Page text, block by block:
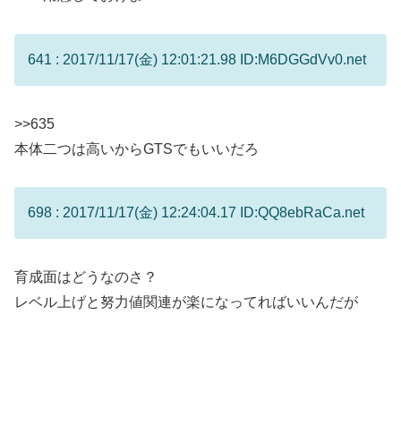
641 : 2017/11/17(金) 12:01:21.98 ID:M6DGGdVv0.net
>>635
本体二つは高いからGTSでもいいだろ
698 : 2017/11/17(金) 12:24:04.17 ID:QQ8ebRaCa.net
育成面はどうなのさ？
レベル上げと努力値関連が楽になってればいいんだが